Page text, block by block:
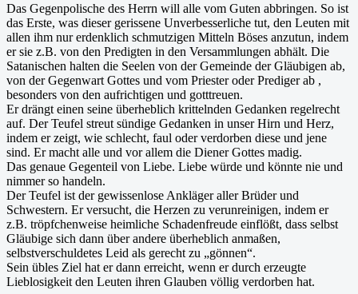
Das Gegenpolische des Herrn will alle vom Guten abbringen. So ist
das Erste, was dieser gerissene Unverbesserliche tut, den Leuten mit
allen ihm nur erdenklich schmutzigen Mitteln Böses anzutun, indem
er sie z.B. von den Predigten in den Versammlungen abhält. Die
Satanischen halten die Seelen von der Gemeinde der Gläubigen ab,
von der Gegenwart Gottes und vom Priester oder Prediger ab ,
besonders von den aufrichtigen und gotttreuen.
Er drängt einen seine überheblich krittelnden Gedanken regelrecht
auf. Der Teufel streut sündige Gedanken in unser Hirn und Herz,
indem er zeigt, wie schlecht, faul oder verdorben diese und jene
sind. Er macht alle und vor allem die Diener Gottes madig.
Das genaue Gegenteil von Liebe. Liebe würde und könnte nie und
nimmer so handeln.
Der Teufel ist der gewissenlose Ankläger aller Brüder und
Schwestern. Er versucht, die Herzen zu verunreinigen, indem er
z.B. tröpfchenweise heimliche Schadenfreude einflößt, dass selbst
Gläubige sich dann über andere überheblich anmaßen,
selbstverschuldetes Leid als gerecht zu „gönnen“.
Sein übles Ziel hat er dann erreicht, wenn er durch erzeugte
Lieblosigkeit den Leuten ihren Glauben völlig verdorben hat.